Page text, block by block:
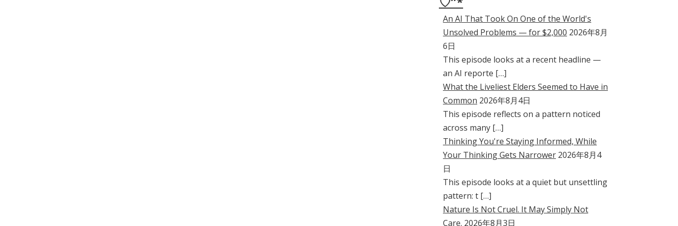
An AI That Took On One of the World's
Unsolved Problems — for $2,000 2026年8月
6日
This episode looks at a recent headline —
an AI reporte […]
What the Liveliest Elders Seemed to Have in
Common 2026年8月4日
This episode reflects on a pattern noticed
across many […]
Thinking You're Staying Informed, While
Your Thinking Gets Narrower 2026年8月4
日
This episode looks at a quiet but unsettling
pattern: t […]
Nature Is Not Cruel. It May Simply Not
Care. 2026年8月3日